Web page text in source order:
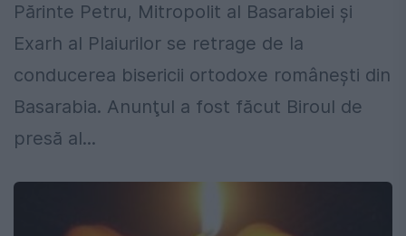
Părinte Petru, Mitropolit al Basarabiei şi
Exarh al Plaiurilor se retrage de la
conducerea bisericii ortodoxe româneşti din
Basarabia. Anunţul a fost făcut Biroul de
presă al...